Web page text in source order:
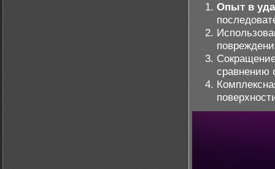
Опыт в
сравнению